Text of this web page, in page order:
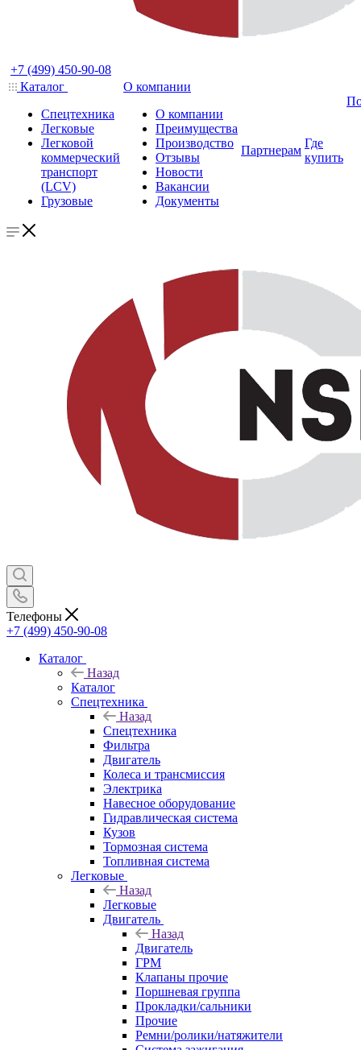
+7 (499) 450-90-08
Каталог
Спецтехника
Легковые
Легковой
коммерческий
транспорт
(LCV)
Грузовые
О компании
О компании
Преимущества
Производство
Отзывы
Новости
Вакансии
Документы
Партнерам
Где
купить
Телефоны
+7 (499) 450-90-08
Каталог
Назад
Каталог
Спецтехника
Назад
Спецтехника
Фильтра
Двигатель
Колеса и трансмиссия
Электрика
Навесное оборудование
Гидравлическая система
Кузов
Тормозная система
Топливная система
Легковые
Назад
Легковые
Двигатель
Назад
Двигатель
ГРМ
Клапаны прочие
Поршневая группа
Прокладки/сальники
Прочие
Ремни/ролики/натяжители